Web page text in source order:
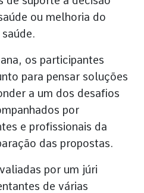
ou melhoria do
os participantes
para pensar soluções
a um dos desafios
por
e profissionais da
das propostas.
por um júri
de várias